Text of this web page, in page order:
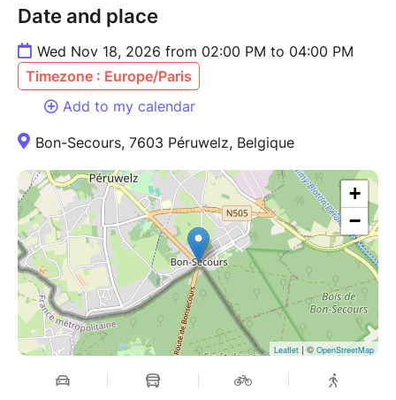
Date and place
Wed Nov 18, 2026 from 02:00 PM to 04:00 PM
Timezone : Europe/Paris
Add to my calendar
Bon-Secours, 7603 Péruwelz, Belgique
+
−
Leaflet | © OpenStreetMap